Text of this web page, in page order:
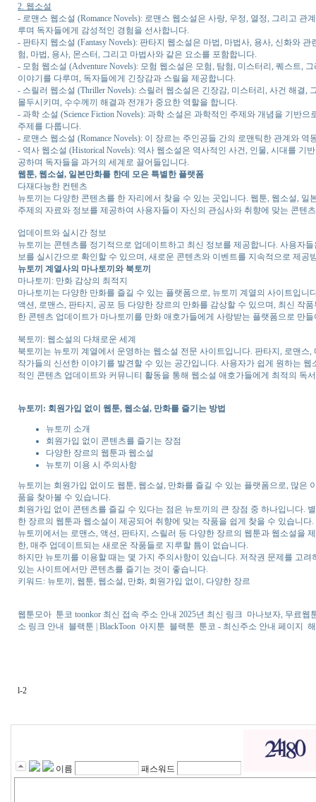
2. 웹소설
- 로맨스 웹소설 (Romance Novels): 로맨스 웹소설은 사랑, 우정, 열정, 그리고
루며 독자들에게 감성적인 경험을 선사합니다.
- 판타지 웹소설 (Fantasy Novels): 판타지 웹소설은 마법, 마법사, 용사, 신화와
험, 마법, 용사, 몬스터, 그리고 마법사와 같은 요소를 포함합니다.
- 모험 웹소설 (Adventure Novels): 모험 웹소설은 모험, 탐험, 미스터리, 퀘스트,
이야기를 다루며, 독자들에게 긴장감과 스릴을 제공합니다.
- 스릴러 웹소설 (Thriller Novels): 스릴러 웹소설은 긴장감, 미스터리, 사건 해결
몰두시키며, 수수께끼 해결과 전개가 중요한 역할을 합니다.
- 과학 소설 (Science Fiction Novels): 과학 소설은 과학적인 주제와 개념을 기반
주제를 다룹니다.
- 로맨스 웹소설 (Romance Novels): 이 장르는 주인공들 간의 로맨틱한 관계와
- 역사 웹소설 (Historical Novels): 역사 웹소설은 역사적인 사건, 인물, 시대를
공하며 독자들을 과거의 세계로 끌어들입니다.
웹툰, 웹소설, 일본만화를 한데 모은 특별한 플랫폼
다재다능한 컨텐츠
뉴토끼는 다양한 콘텐츠를 한 자리에서 찾을 수 있는 곳입니다. 웹툰, 웹소설,
주제의 자료와 정보를 제공하여 사용자들이 자신의 관심사와 취향에 맞는 콘텐
업데이트와 실시간 정보
뉴토끼는 콘텐츠를 정기적으로 업데이트하고 최신 정보를 제공합니다. 사용자
보를 실시간으로 확인할 수 있으며, 새로운 콘텐츠와 이벤트를 지속적으로 제공
뉴토끼 계열사의 마나토끼와 북토끼
마나토끼: 만화 감상의 최적지
마나토끼는 다양한 만화를 즐길 수 있는 플랫폼으로, 뉴토끼 계열의 사이트입
액션, 로맨스, 판타지, 공포 등 다양한 장르의 만화를 감상할 수 있으며, 최신 작
한 콘텐츠 업데이트가 마나토끼를 만화 애호가들에게 사랑받는 플랫폼으로 만
북토끼: 웹소설의 다채로운 세계
북토끼는 뉴토끼 계열에서 운영하는 웹소설 전문 사이트입니다. 판타지, 로맨
작가들의 신선한 이야기를 발견할 수 있는 공간입니다. 사용자가 쉽게 원하는
적인 콘텐츠 업데이트와 커뮤니티 활동을 통해 웹소설 애호가들에게 최적의 독
뉴토끼: 회원가입 없이 웹툰, 웹소설, 만화를 즐기는 방법
뉴토끼 소개
회원가입 없이 콘텐츠를 즐기는 장점
다양한 장르의 웹툰과 웹소설
뉴토끼 이용 시 주의사항
뉴토끼는 회원가입 없이도 웹툰, 웹소설, 만화를 즐길 수 있는 플랫폼으로, 많
품을 찾아볼 수 있습니다.
회원가입 없이 콘텐츠를 즐길 수 있다는 점은 뉴토끼의 큰 장점 중 하나입니다.
한 장르의 웹툰과 웹소설이 제공되어 취향에 맞는 작품을 쉽게 찾을 수 있습니다.
뉴토끼에서는 로맨스, 액션, 판타지, 스릴러 등 다양한 장르의 웹툰과 웹소설을
한, 매주 업데이트되는 새로운 작품들로 지루할 틈이 없습니다.
하지만 뉴토끼를 이용할 때는 몇 가지 주의사항이 있습니다. 저작권 문제를 고
있는 사이트에서만 콘텐츠를 즐기는 것이 좋습니다.
키워드: 뉴토끼, 웹툰, 웹소설, 만화, 회원가입 없이, 다양한 장르
웹툰모아 툰코 toonkor 최신 접속 주소 안내 2025년 최신 링크 마나보자, 무료웹
소 링크 안내 블랙툰 | BlackToon 아지툰 블랙툰 툰코 - 최신주소 안내 페이지
l-2
이름 패스워드